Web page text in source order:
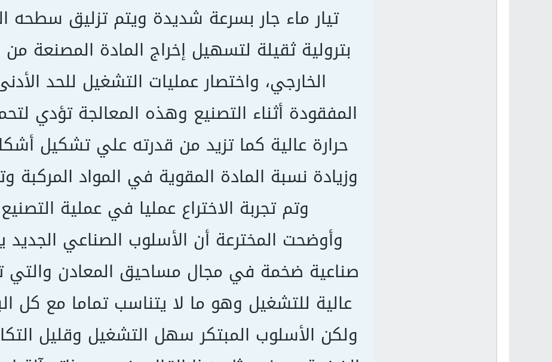
تيار ماء جار بسرعة شديدة ويتم تزليق سطحه
بترولية ثقيلة لتسهيل إخراج المادة المصنعة
الخارجي، واختصار عمليات التشغيل للحد
المفقودة أثناء التصنيع وهذه المعالجة تؤدي
حرارة عالية كما تزيد من قدرته علي تشكيل
وزيادة نسبة المادة المقوية في المواد
وتم تجربة الاختراع عمليا في عملية
وأوضحت المخترعة أن الأسلوب الصناعي
صناعية ضخمة في مجال مساحيق المعادن
عالية للتشغيل وهو ما لا يتناسب تماما مع كل
ولكن الأسلوب المبتكر سهل التشغيل وقليل